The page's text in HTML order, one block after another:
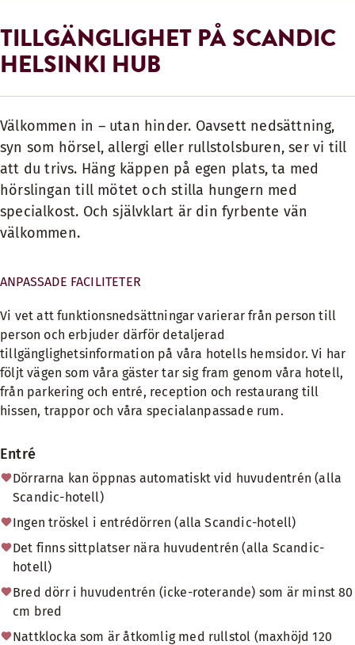
TILLGÄNGLIGHET PÅ SCANDIC
HELSINKI HUB
Välkommen in – utan hinder. Oavsett nedsättning,
syn som hörsel, allergi eller rullstolsburen, ser vi till
att du trivs. Häng käppen på egen plats, ta med
hörslingan till mötet och stilla hungern med
specialkost. Och självklart är din fyrbente vän
välkommen.
ANPASSADE FACILITETER
Vi vet att funktionsnedsättningar varierar från person till
person och erbjuder därför detaljerad
tillgänglighetsinformation på våra hotells hemsidor. Vi har
följt vägen som våra gäster tar sig fram genom våra hotell,
från parkering och entré, reception och restaurang till
hissen, trappor och våra specialanpassade rum.
Entré
Dörrarna kan öppnas automatiskt vid huvudentrén (alla
Scandic-hotell)
Ingen tröskel i entrédörren (alla Scandic-hotell)
Det finns sittplatser nära huvudentrén (alla Scandic-
hotell)
Bred dörr i huvudentrén (icke-roterande) som är minst 80
cm bred
Nattklocka som är åtkomlig med rullstol (maxhöjd 120